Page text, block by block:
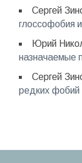
Сергей
глоссофобия
Юрий
назначаемые
Сергей
редких фобий